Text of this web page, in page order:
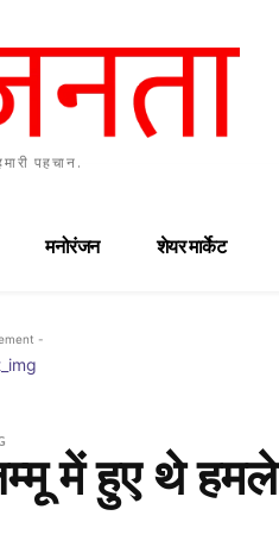
पहचान.
मनोरंजन शेयर मार्केट
-
में हुए थे हमले